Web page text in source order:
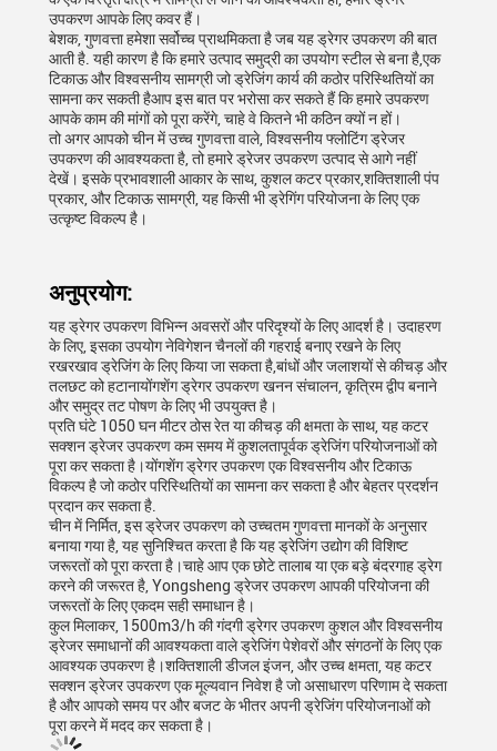
उपकरण आपके लिए कवर हैं।
बेशक, गुणवत्ता हमेशा सर्वोच्च प्राथमिकता है जब यह ड्रेगर उपकरण की बात
आती है. यही कारण है कि हमारे उत्पाद समुद्री का उपयोग स्टील से बना है,एक
टिकाऊ और विश्वसनीय सामग्री जो ड्रेजिंग कार्य की कठोर परिस्थितियों का
सामना कर सकती हैआप इस बात पर भरोसा कर सकते हैं कि हमारे उपकरण
आपके काम की मांगों को पूरा करेंगे, चाहे वे कितने भी कठिन क्यों न हों।
तो अगर आपको चीन में उच्च गुणवत्ता वाले, विश्वसनीय फ्लोटिंग ड्रेजर
उपकरण की आवश्यकता है, तो हमारे ड्रेजर उपकरण उत्पाद से आगे नहीं
देखें। इसके प्रभावशाली आकार के साथ, कुशल कटर प्रकार,शक्तिशाली पंप
प्रकार, और टिकाऊ सामग्री, यह किसी भी ड्रेगिंग परियोजना के लिए एक
उत्कृष्ट विकल्प है।
अनुप्रयोग:
यह ड्रेगर उपकरण विभिन्न अवसरों और परिदृश्यों के लिए आदर्श है। उदाहरण
के लिए, इसका उपयोग नेविगेशन चैनलों की गहराई बनाए रखने के लिए
रखरखाव ड्रेजिंग के लिए किया जा सकता है,बांधों और जलाशयों से कीचड़ और
तलछट को हटानायोंगशेंग ड्रेगर उपकरण खनन संचालन, कृत्रिम द्वीप बनाने
और समुद्र तट पोषण के लिए भी उपयुक्त है।
प्रति घंटे 1050 घन मीटर ठोस रेत या कीचड़ की क्षमता के साथ, यह कटर
सक्शन ड्रेजर उपकरण कम समय में कुशलतापूर्वक ड्रेजिंग परियोजनाओं को
पूरा कर सकता है।योंगशेंग ड्रेगर उपकरण एक विश्वसनीय और टिकाऊ
विकल्प है जो कठोर परिस्थितियों का सामना कर सकता है और बेहतर प्रदर्शन
प्रदान कर सकता है.
चीन में निर्मित, इस ड्रेजर उपकरण को उच्चतम गुणवत्ता मानकों के अनुसार
बनाया गया है, यह सुनिश्चित करता है कि यह ड्रेजिंग उद्योग की विशिष्ट
जरूरतों को पूरा करता है।चाहे आप एक छोटे तालाब या एक बड़े बंदरगाह ड्रेग
करने की जरूरत है, Yongsheng ड्रेजर उपकरण आपकी परियोजना की
जरूरतों के लिए एकदम सही समाधान है।
कुल मिलाकर, 1500m3/h की गंदगी ड्रेगर उपकरण कुशल और विश्वसनीय
ड्रेजर समाधानों की आवश्यकता वाले ड्रेजिंग पेशेवरों और संगठनों के लिए एक
आवश्यक उपकरण है।शक्तिशाली डीजल इंजन, और उच्च क्षमता, यह कटर
सक्शन ड्रेजर उपकरण एक मूल्यवान निवेश है जो असाधारण परिणाम दे सकता
है और आपको समय पर और बजट के भीतर अपनी ड्रेजिंग परियोजनाओं को
पूरा करने में मदद कर सकता है।